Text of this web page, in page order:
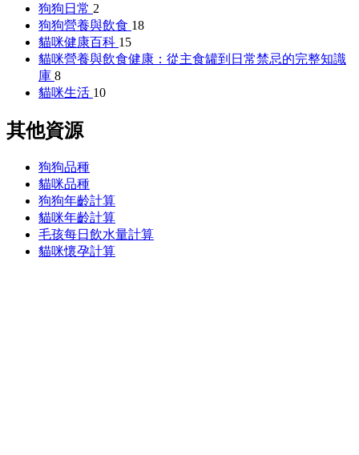
狗狗日常 2
狗狗營養與飲食 18
貓咪健康百科 15
貓咪營養與飲食健康：從主食罐到日常禁忌的完整知識
庫 8
貓咪生活 10
其他資源
狗狗品種
貓咪品種
狗狗年齡計算
貓咪年齡計算
毛孩每日飲水量計算
貓咪懷孕計算